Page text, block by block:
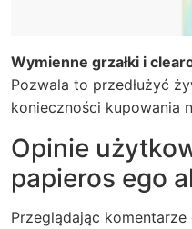
Wymienne grzałki i
Pozwala to przedłużyć
konieczności kupowania
Opinie
papieros ego
Przeglądając